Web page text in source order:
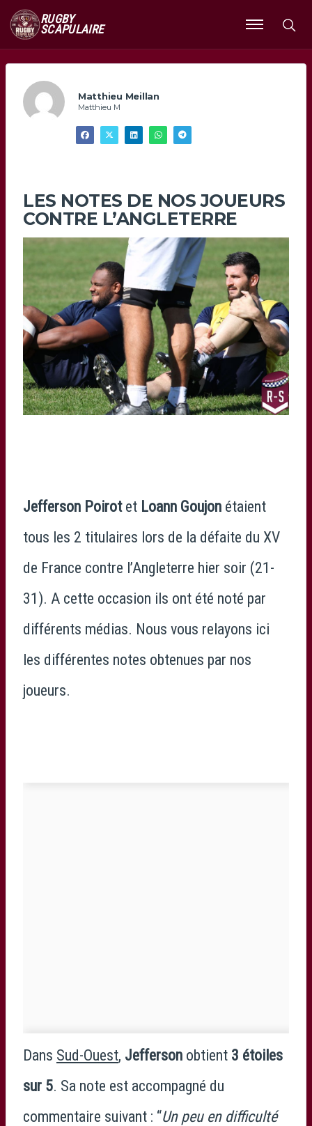
RUGBY
SCAPULAIRE
Ouvrir
le
Matthieu Meillan
Matthieu M
LES NOTES DE NOS JOUEURS
CONTRE L’ANGLETERRE
Jefferson Poirotet Loann Goujon étaient
tous les 2 titulaires lors de la défaite du XV
de France contre l’Angleterre hier soir (21-
31). A cette occasion ils ont été noté par
différents médias. Nous vous relayons ici
les différentes notes obtenues par nos
joueurs.
Dans Sud-Ouest, Jefferson obtient 3 étoiles
sur 5. Sa note est accompagné du
commentaire suivant : “Un peu en difficulté